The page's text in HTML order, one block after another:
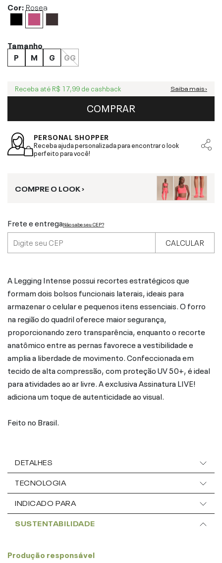
Cor:Rosea
Tamanho
P
M G GG
Receba até R$ 17,99 de cashback Saiba mais ›
COMPRAR
PERSONAL SHOPPER
Receba ajuda personalizada para encontrar o look
perfeito para você!
COMPRE O LOOK ›
Frete e entregaNão sabe seu CEP?
CALCULAR
A Legging Intense possui recortes estratégicos que
formam dois bolsos funcionais laterais, ideais para
armazenar o celular e pequenos itens essenciais. O forro
na região do quadril oferece maior segurança,
proporcionando zero transparência, enquanto o recorte
anatômico entre as pernas favorece a vestibilidade e
amplia a liberdade de movimento. Confeccionada em
tecido de alta compressão, com proteção UV 50+, é ideal
para atividades ao ar livre. A exclusiva Assinatura LIVE!
adiciona um toque de autenticidade ao visual.
Feito no Brasil.
DETALHES
TECNOLOGIA
INDICADO PARA
SUSTENTABILIDADE
Produção responsável